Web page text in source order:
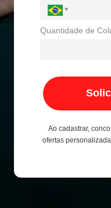
Quantidade de
Ao cadastrar,
ofertas